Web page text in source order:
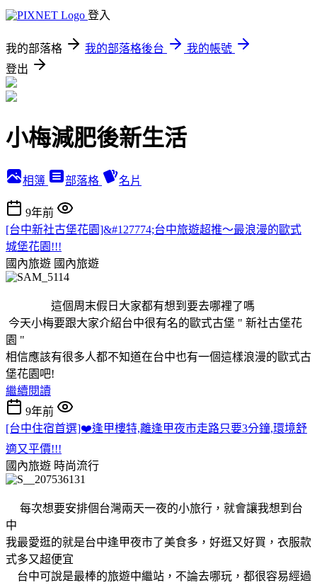
登入
我的部落格 我的部落格後台
我的帳號
登出
小梅減肥後新生活
相簿 部落格 名片
9年前
[台中新社古堡花園]&#127774;台中旅遊超推～最浪漫的歐式
城堡花園!!!
國內旅遊 國內旅遊
這個周末假日大家都有想到要去哪裡了嗎
今天小梅要跟大家介紹台中很有名的歐式古堡 " 新社古堡花
園 "
相信應該有很多人都不知道在台中也有一個這樣浪漫的歐式古
堡花園吧!
繼續閱讀
9年前
[台中住宿首選]❤️逢甲樓特,離逢甲夜市走路只要3分鐘,環境舒
適又平價!!!
國內旅遊 時尚流行
每次想要安排個台灣兩天一夜的小旅行，就會讓我想到台
中
我最愛逛的就是台中逢甲夜市了美食多，好逛又好買，衣服款
式多又超便宜
台中可說是最棒的旅遊中繼站，不論去哪玩，都很容易經過